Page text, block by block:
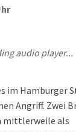
audio player...
im Hamburger
Angriff. Zwei
mittlerweile als